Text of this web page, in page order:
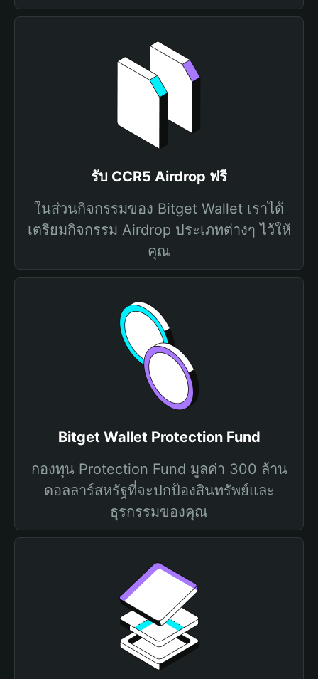
รับ CCR5 Airdrop ฟรี
ในส่วนกิจกรรมของ Bitget Wallet เราได้
เตรียมกิจกรรม Airdrop ประเภทต่างๆ ไว้ให้
คุณ
Bitget Wallet Protection Fund
กองทุน Protection Fund มูลค่า 300 ล้าน
ดอลลาร์สหรัฐที่จะปกป้องสินทรัพย์และ
ธุรกรรมของคุณ